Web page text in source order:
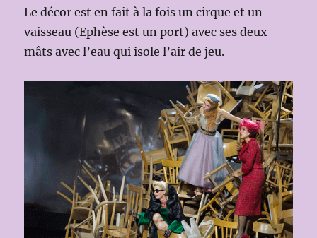
Le décor est en fait à la fois un cirque et un
vaisseau (Ephèse est un port) avec ses deux
mâts avec l’eau qui isole l’air de jeu.